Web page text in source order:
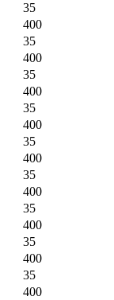
35
400
35
400
35
400
35
400
35
400
35
400
35
400
35
400
35
400